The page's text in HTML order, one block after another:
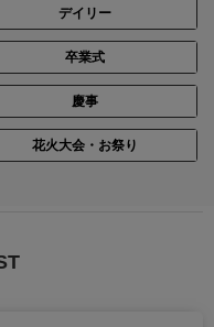
デイリー
卒業式
慶事
花火大会・お祭り